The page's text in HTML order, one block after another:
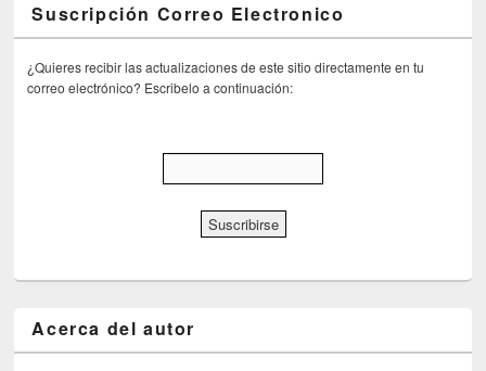
Suscripción Correo Electronico
¿Quieres recibir las actualizaciones de este sitio directamente en tu
correo electrónico? Escribelo a continuación:
Acerca del autor